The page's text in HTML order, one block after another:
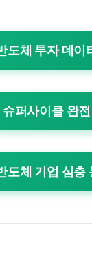
도체 투자 데이
퍼사이클 완전
도체 기업 심층